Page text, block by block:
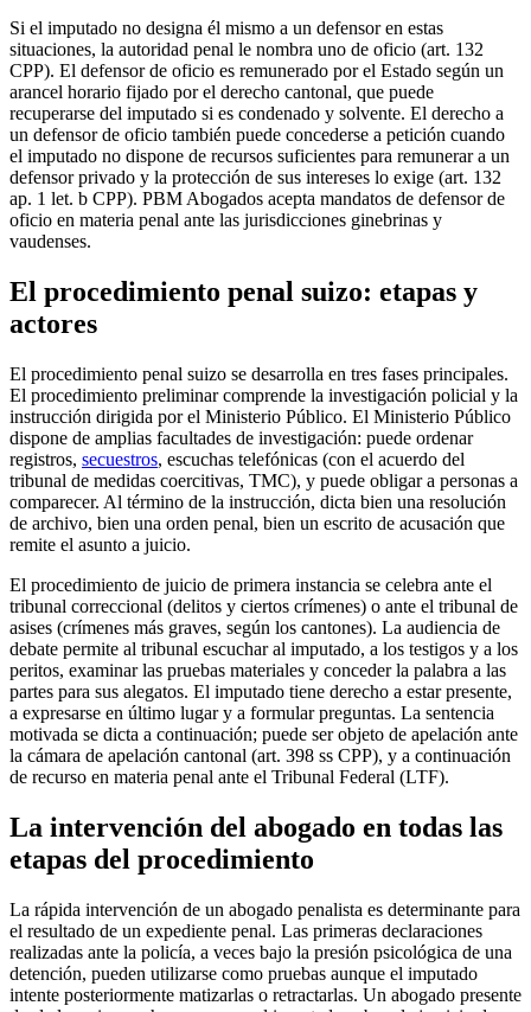
Si el imputado no designa él mismo a un defensor en estas
situaciones, la autoridad penal le nombra uno de oficio (art. 132
CPP). El defensor de oficio es remunerado por el Estado según un
arancel horario fijado por el derecho cantonal, que puede
recuperarse del imputado si es condenado y solvente. El derecho a
un defensor de oficio también puede concederse a petición cuando
el imputado no dispone de recursos suficientes para remunerar a un
defensor privado y la protección de sus intereses lo exige (art. 132
ap. 1 let. b CPP). PBM Abogados acepta mandatos de defensor de
oficio en materia penal ante las jurisdicciones ginebrinas y
vaudenses.
El procedimiento penal suizo: etapas y
actores
El procedimiento penal suizo se desarrolla en tres fases principales.
El procedimiento preliminar comprende la investigación policial y la
instrucción dirigida por el Ministerio Público. El Ministerio Público
dispone de amplias facultades de investigación: puede ordenar
registros, secuestros, escuchas telefónicas (con el acuerdo del
tribunal de medidas coercitivas, TMC), y puede obligar a personas a
comparecer. Al término de la instrucción, dicta bien una resolución
de archivo, bien una orden penal, bien un escrito de acusación que
remite el asunto a juicio.
El procedimiento de juicio de primera instancia se celebra ante el
tribunal correccional (delitos y ciertos crímenes) o ante el tribunal de
asises (crímenes más graves, según los cantones). La audiencia de
debate permite al tribunal escuchar al imputado, a los testigos y a los
peritos, examinar las pruebas materiales y conceder la palabra a las
partes para sus alegatos. El imputado tiene derecho a estar presente,
a expresarse en último lugar y a formular preguntas. La sentencia
motivada se dicta a continuación; puede ser objeto de apelación ante
la cámara de apelación cantonal (art. 398 ss CPP), y a continuación
de recurso en materia penal ante el Tribunal Federal (LTF).
La intervención del abogado en todas las
etapas del procedimiento
La rápida intervención de un abogado penalista es determinante para
el resultado de un expediente penal. Las primeras declaraciones
realizadas ante la policía, a veces bajo la presión psicológica de una
detención, pueden utilizarse como pruebas aunque el imputado
intente posteriormente matizarlas o retractarlas. Un abogado presente